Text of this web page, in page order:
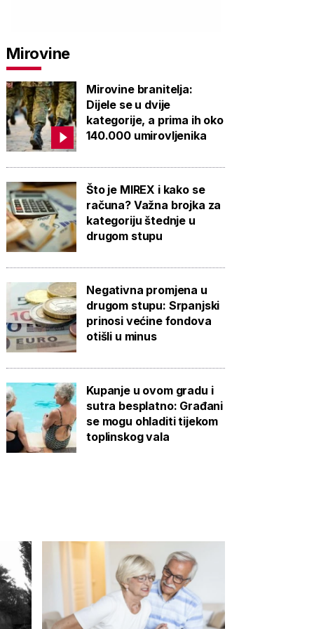
Mirovine
Mirovine branitelja:
Dijele se u dvije
kategorije, a prima ih oko
140.000 umirovljenika
Što je MIREX i kako se
računa? Važna brojka za
kategoriju štednje u
drugom stupu
Negativna promjena u
drugom stupu: Srpanjski
prinosi većine fondova
otišli u minus
Kupanje u ovom gradu i
sutra besplatno: Građani
se mogu ohladiti tijekom
toplinskog vala